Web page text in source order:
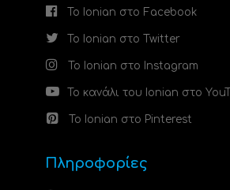
Το Ionian στο Facebook
Το Ionian στο Twitter
Το Ionian στο Instagram
Το κανάλι του Ionian στο
Το Ionian στο Pinterest
Πληροφορίες